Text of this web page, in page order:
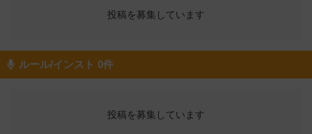
投稿を募集しています
ルール/インスト 0件
投稿を募集しています